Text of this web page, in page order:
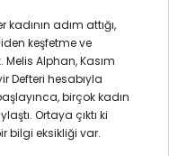
adım attığı,
keşfetme ve
Alphan, Kasım
Defteri hesabıyla
birçok kadın
Ortaya çıktı ki
bilgi eksikliği var.